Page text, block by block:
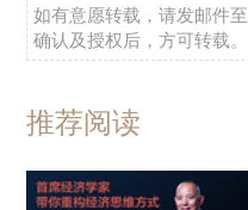
如有意愿转载，请发邮件至
确认及授权后，方可转载。
推荐阅读